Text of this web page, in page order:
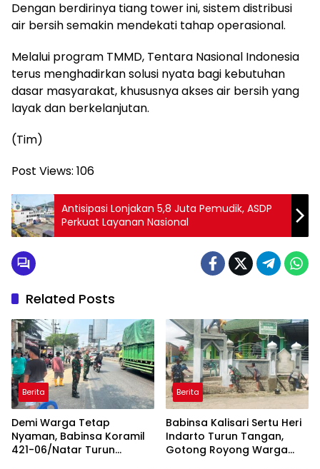
Dengan berdirinya tiang tower ini, sistem distribusi
air bersih semakin mendekati tahap operasional.
Melalui program TMMD, Tentara Nasional Indonesia
terus menghadirkan solusi nyata bagi kebutuhan
dasar masyarakat, khususnya akses air bersih yang
layak dan berkelanjutan.
(Tim)
Post Views: 106
Antisipasi Lonjakan 5,8 Juta Pemudik, ASDP
Perkuat Layanan Nasional
Related Posts
Berita
Demi Warga Tetap
Nyaman, Babinsa Koramil
421-06/Natar Turun
Berita
Babinsa Kalisari Sertu Heri
Indarto Turun Tangan,
Gotong Royong Warga